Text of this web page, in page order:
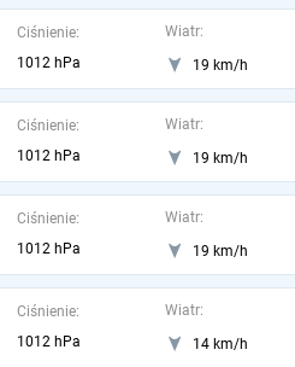
Ciśnienie:
1012 hPa
Wiatr:
19 km/h
Ciśnienie:
1012 hPa
Wiatr:
19 km/h
Ciśnienie:
1012 hPa
Wiatr:
19 km/h
Ciśnienie:
1012 hPa
Wiatr:
14 km/h